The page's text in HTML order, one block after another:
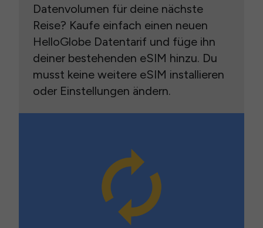
Datenvolumen für deine nächste
Reise? Kaufe einfach einen neuen
HelloGlobe Datentarif und füge ihn
deiner bestehenden eSIM hinzu. Du
musst keine weitere eSIM installieren
oder Einstellungen ändern.